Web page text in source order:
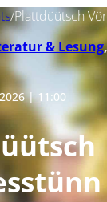
/Plattdüütsch
& Lesung
| 11:00